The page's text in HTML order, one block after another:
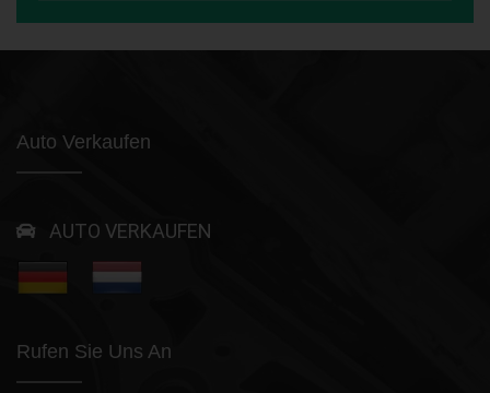
Auto Verkaufen
AUTO VERKAUFEN
Rufen Sie Uns An